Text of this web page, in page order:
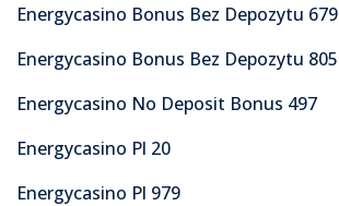
Energycasino Bonus Bez Depozytu 679
Energycasino Bonus Bez Depozytu 805
Energycasino No Deposit Bonus 497
Energycasino Pl 20
Energycasino Pl 979